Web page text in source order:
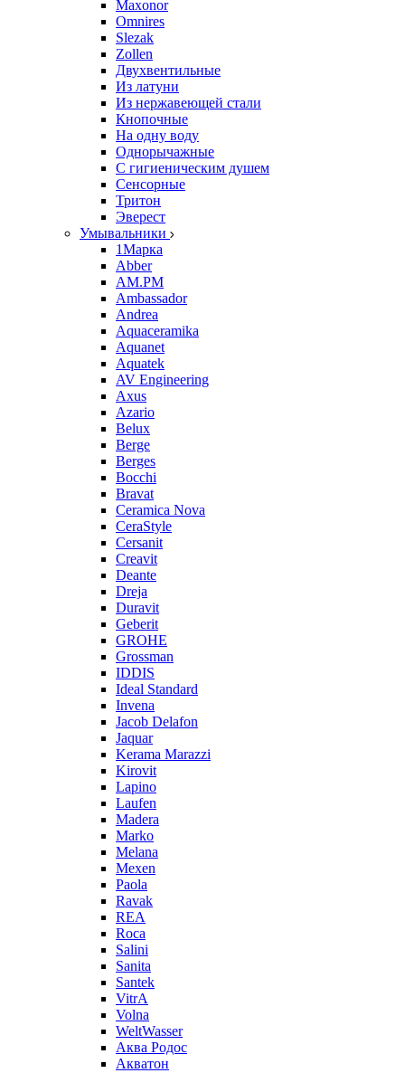
Maxonor
Omnires
Slezak
Zollen
Двухвентильные
Из латуни
Из нержавеющей стали
Кнопочные
На одну воду
Однорычажные
С гигиеническим душем
Сенсорные
Тритон
Эверест
Умывальники
1Марка
Abber
AM.PM
Ambassador
Andrea
Aquaceramika
Aquanet
Aquatek
AV Engineering
Axus
Azario
Belux
Berge
Berges
Bocchi
Bravat
Ceramica Nova
CeraStyle
Cersanit
Creavit
Deante
Dreja
Duravit
Geberit
GROHE
Grossman
IDDIS
Ideal Standard
Invena
Jacob Delafon
Jaquar
Kerama Marazzi
Kirovit
Lapino
Laufen
Madera
Marko
Melana
Mexen
Paola
Ravak
REA
Roca
Salini
Sanita
Santek
VitrA
Volna
WeltWasser
Аква Родос
Акватон